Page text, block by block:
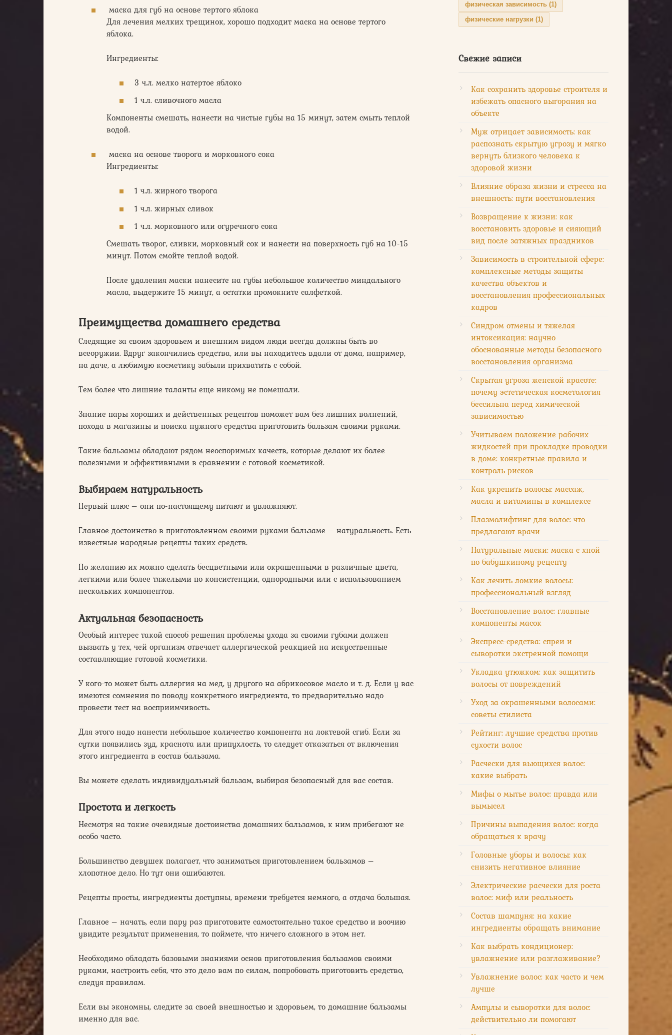
маска для губ на основе тертого яблока
Для лечения мелких трещинок, хорошо подходит маска на основе тертого
яблока.
Ингредиенты:
3 ч.л. мелко натертое яблоко
1 ч.л. сливочного масла
Компоненты смешать, нанести на чистые губы на 15 минут, затем смыть теплой
водой.
маска на основе творога и морковного сока
Ингредиенты:
1 ч.л. жирного творога
1 ч.л. жирных сливок
1 ч.л. морковного или огуречного сока
Смешать творог, сливки, морковный сок и нанести на поверхность губ на 10-15
минут. Потом смойте теплой водой.
После удаления маски нанесите на губы небольшое количество миндального
масла, выдержите 15 минут, а остатки промокните салфеткой.
Преимущества домашнего средства
Следящие за своим здоровьем и внешним видом люди всегда должны быть во
всеоружии. Вдруг закончились средства, или вы находитесь вдали от дома, например,
на даче, а любимую косметику забыли прихватить с собой.
Тем более что лишние таланты еще никому не помешали.
Знание пары хороших и действенных рецептов поможет вам без лишних волнений,
похода в магазины и поиска нужного средства приготовить бальзам своими руками.
Такие бальзамы обладают рядом неоспоримых качеств, которые делают их более
полезными и эффективными в сравнении с готовой косметикой.
Выбираем натуральность
Первый плюс – они по-настоящему питают и увлажняют.
Главное достоинство в приготовленном своими руками бальзаме – натуральность. Есть
известные народные рецепты таких средств.
По желанию их можно сделать бесцветными или окрашенными в различные цвета,
легкими или более тяжелыми по консистенции, однородными или с использованием
нескольких компонентов.
Актуальная безопасность
Особый интерес такой способ решения проблемы ухода за своими губами должен
вызвать у тех, чей организм отвечает аллергической реакцией на искусственные
составляющие готовой косметики.
У кого-то может быть аллергия на мед, у другого на абрикосовое масло и т. д. Если у вас
имеются сомнения по поводу конкретного ингредиента, то предварительно надо
провести тест на восприимчивость.
Для этого надо нанести небольшое количество компонента на локтевой сгиб. Если за
сутки появились зуд, краснота или припухлость, то следует отказаться от включения
этого ингредиента в состав бальзама.
Вы можете сделать индивидуальный бальзам, выбирая безопасный для вас состав.
Простота и легкость
Несмотря на такие очевидные достоинства домашних бальзамов, к ним прибегают не
особо часто.
Большинство девушек полагает, что заниматься приготовлением бальзамов –
хлопотное дело. Но тут они ошибаются.
Рецепты просты, ингредиенты доступны, времени требуется немного, а отдача большая.
Главное – начать, если пару раз приготовите самостоятельно такое средство и воочию
увидите результат применения, то поймете, что ничего сложного в этом нет.
Необходимо обладать базовыми знаниями основ приготовления бальзамов своими
руками, настроить себя, что это дело вам по силам, попробовать приготовить средство,
следуя правилам.
Если вы экономны, следите за своей внешностью и здоровьем, то домашние бальзамы
именно для вас.
физическая зависимость (1)
физические нагрузки (1)
Свежие записи
Как сохранить здоровье строителя и
избежать опасного выгорания на
объекте
Муж отрицает зависимость: как
распознать скрытую угрозу и мягко
вернуть близкого человека к
здоровой жизни
Влияние образа жизни и стресса на
внешность: пути восстановления
Возвращение к жизни: как
восстановить здоровье и сияющий
вид после затяжных праздников
Зависимость в строительной сфере:
комплексные методы защиты
качества объектов и
восстановления профессиональных
кадров
Синдром отмены и тяжелая
интоксикация: научно
обоснованные методы безопасного
восстановления организма
Скрытая угроза женской красоте:
почему эстетическая косметология
бессильна перед химической
зависимостью
Учитываем положение рабочих
жидкостей при прокладке проводки
в доме: конкретные правила и
контроль рисков
Как укрепить волосы: массаж,
масла и витамины в комплексе
Плазмолифтинг для волос: что
предлагают врачи
Натуральные маски: маска с хной
по бабушкиному рецепту
Как лечить ломкие волосы:
профессиональный взгляд
Восстановление волос: главные
компоненты масок
Экспресс-средства: спреи и
сыворотки экстренной помощи
Укладка утюжком: как защитить
волосы от повреждений
Уход за окрашенными волосами:
советы стилиста
Рейтинг: лучшие средства против
сухости волос
Расчески для вьющихся волос:
какие выбрать
Мифы о мытье волос: правда или
вымысел
Причины выпадения волос: когда
обращаться к врачу
Головные уборы и волосы: как
снизить негативное влияние
Электрические расчески для роста
волос: миф или реальность
Состав шампуня: на какие
ингредиенты обращать внимание
Как выбрать кондиционер:
увлажнение или разглаживание?
Увлажнение волос: как часто и чем
лучше
Ампулы и сыворотки для волос:
действительно ли помогают